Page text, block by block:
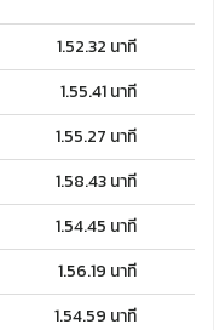
1.52.32 นาที
1.55.41 นาที
1.55.27 นาที
1.58.43 นาที
1.54.45 นาที
1.56.19 นาที
1.54.59 นาที